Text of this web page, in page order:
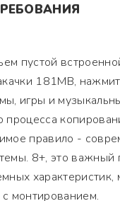
пустой
181MB,
игры и
процесса
правило -
8+, это важный
характеристик,
монтированием.